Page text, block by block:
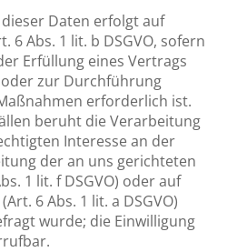
Daten erfolgt auf
6 Abs. 1 lit. b DSGVO, sofern
Erfüllung eines Vertrags
zur Durchführung
erforderlich ist.
beruht die Verarbeitung
Interesse an der
der an uns gerichteten
1 lit. f DSGVO) oder auf
6 Abs. 1 lit. a DSGVO)
wurde; die Einwilligung